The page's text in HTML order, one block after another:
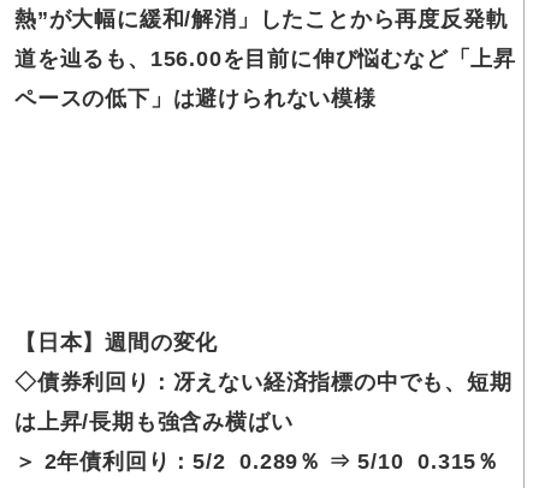
熱”が大幅に緩和/解消」したことから再度反発軌
道を辿るも、156.00を目前に伸び悩むなど「上昇
ペースの低下」は避けられない模様
【日本】週間の変化
◇債券利回り：冴えない経済指標の中でも、短期
は上昇/長期も強含み横ばい
＞ 2年債利回り：5/2 0.289％ ⇒ 5/10 0.315％